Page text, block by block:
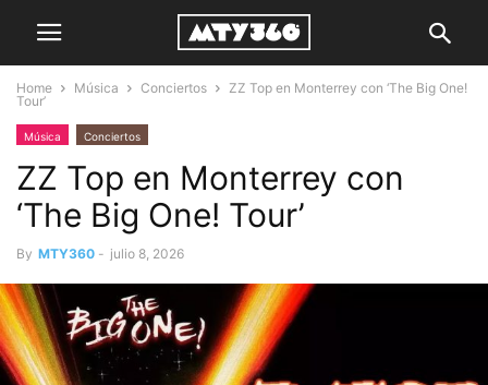
Home Música Conciertos
ZZ Top en Monterrey con ‘The Big One!
Tour’
Música Conciertos
ZZ Top en Monterrey con
‘The Big One! Tour’
By MTY360 - julio 8, 2026